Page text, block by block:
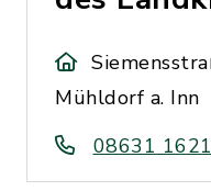
Mühldorf a. Inn
08631